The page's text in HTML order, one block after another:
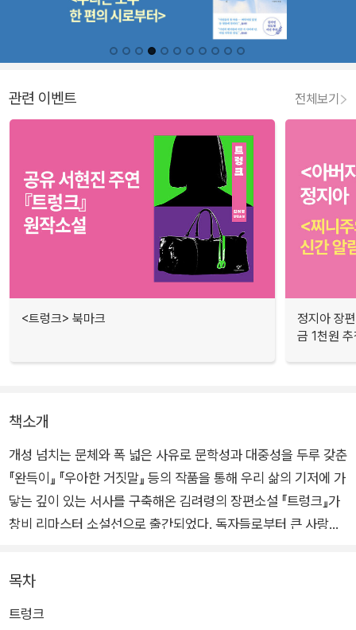
관련 이벤트 전체보기
<트렁크> 북마크
정지아 장
금 1천원
책소개
개성 넘치는 문체와 폭 넓은 사유로 문학성과 대중성을 두루 갖춘
『완득이』 『우아한 거짓말』 등의 작품을 통해 우리 삶의 기저에 가
닿는 깊이 있는 서사를 구축해온 김려령의 장편소설 『트렁크』가
창비 리마스터 소설선으로 출간되었다. 독자들로부터 큰 사랑을
언어로 번역 수출되었고, 동명의 드라마로도 제작되어 2024년
넷플릭스에서 공개된다.
목차
트렁크